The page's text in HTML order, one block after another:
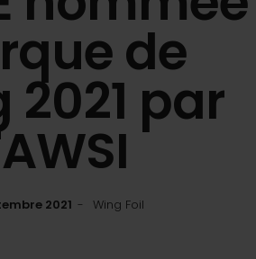
de
2021 par
2021 Wing Foil